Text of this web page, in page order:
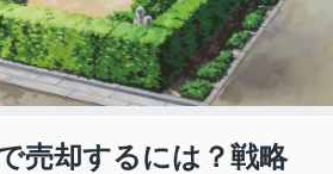
売却するには？戦略